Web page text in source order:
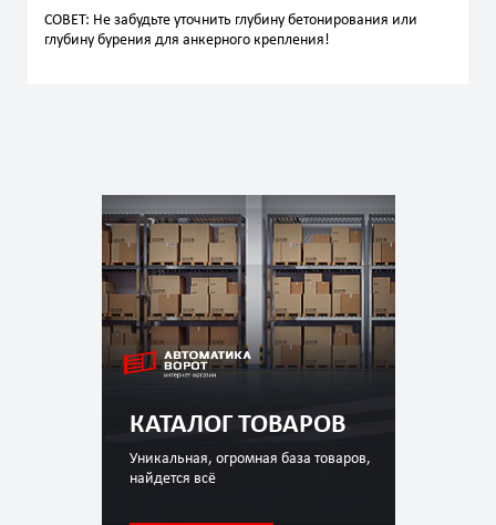
КАТАЛОГ ТОВАРОВ
Уникальная, огромная база товаров,
найдется всё
СОВЕТ: Не забудьте уточнить глубину бетонирования или
глубину бурения для анкерного крепления!